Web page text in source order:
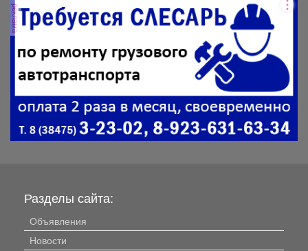
реклама
Разделы сайта:
Объявления
Новости